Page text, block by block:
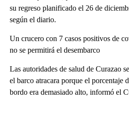
su regreso planificado el 26 de
según el diario.
Un crucero con 7 casos positivos de
no se permitirá el desembarco
Las autoridades de salud de Curazao
el barco atracara porque el porcentaje
bordo era demasiado alto, informó el